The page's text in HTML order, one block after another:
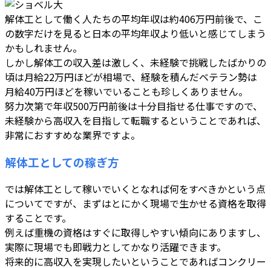
解体工として働く人たちの平均年収は約406万円前後で、こ
の数字だけを見ると日本の平均年収より低いと感じてしまう
かもしれません。
しかし解体工の収入差は激しく、未経験で挑戦したばかりの
頃は月給22万円ほどが相場で、経験を積んだベテラン勢は
月給40万円ほどを稼いでいることも珍しくありません。
努力次第で年収500万円前後は十分目指せる仕事ですので、
未経験から高収入を目指して転職するということであれば、
非常におすすめな業界ですよ。
解体工としての稼ぎ方
では解体工として稼いでいくとなれば何をすべきかという点
についてですが、まずはとにかく現場で生かせる資格を取得
することです。
例えば重機の資格はすぐに取得しやすい傾向にありますし、
実際に現場でも即戦力としてかなり活躍できます。
将来的に高収入を実現したいということであればコンクリー